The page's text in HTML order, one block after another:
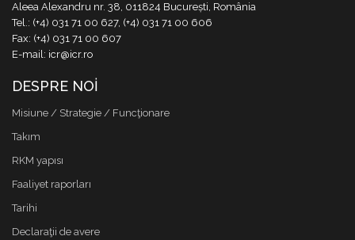
Aleea Alexandru nr. 38, 011824 București, România
Tel.: (+4) 031 71 00 627, (+4) 031 71 00 606
Fax: (+4) 031 71 00 607
E-mail: icr@icr.ro
DESPRE NOI
Misiune / Strategie / Funcţionare
Takım
RKM yapısı
Faaliyet raporları
Tarihi
Declaraţii de avere